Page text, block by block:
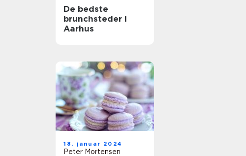
De bedste
brunchsteder i
Aarhus
18. januar 2024
Peter Mortensen